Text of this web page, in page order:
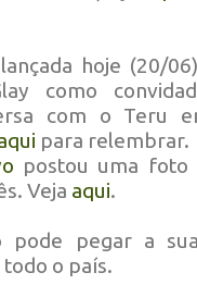
hoje (20/
como
com o Teru
para relembrar.
postou uma foto
Veja aqui.
pode pegar a
todo o país.